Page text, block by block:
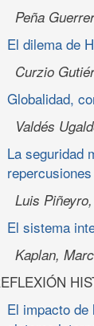
Peña
El dilema de
Curzio
Globalidad,
Valdés
La seguridad
Luis
El sistema
Kaplan,
El impacto